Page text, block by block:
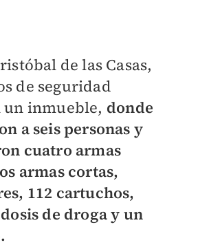
de las Casas,
de seguridad
un inmueble, donde
a seis personas y
cuatro armas
armas cortas,
112 cartuchos,
de droga y un